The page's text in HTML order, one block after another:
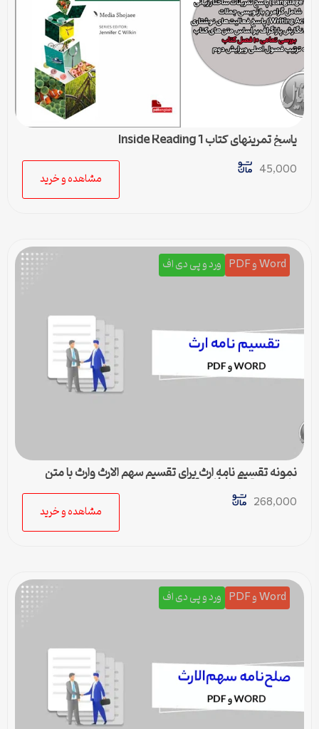
پاسخ تمرینهای کتاب Inside Reading 1
45,000
مشاهده و خرید
Word و PDF ورد و پی دی اف
نمونه تقسیم نامه ارث برای تقسیم سهم الارث وارث با متن
کامل و حقوقی | فایل pdf و ورد
268,000
مشاهده و خرید
Word و PDF ورد و پی دی اف